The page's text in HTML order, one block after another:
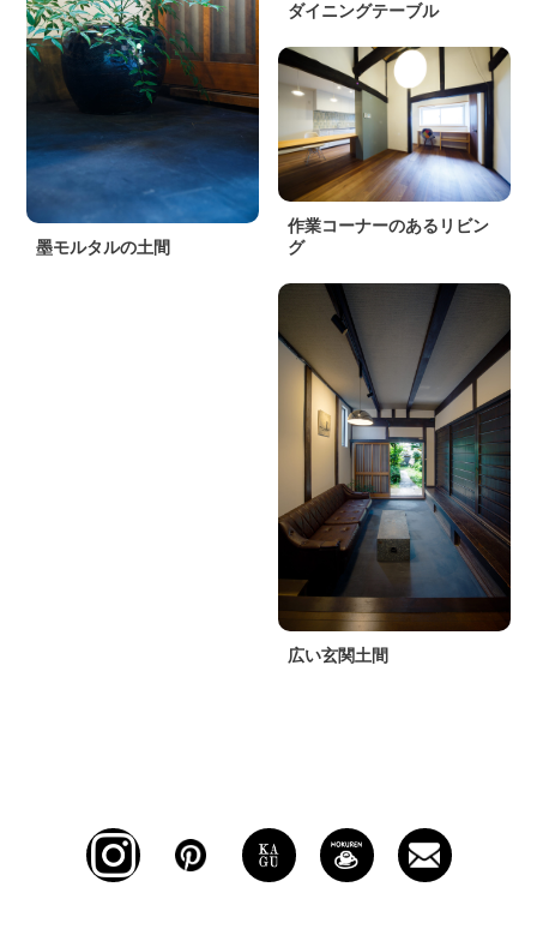
ダイニングテーブル
作業コーナーのあるリビン
グ
墨モルタルの土間
広い玄関土間